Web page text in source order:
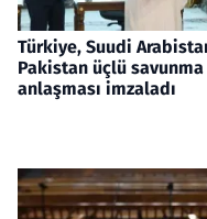
Türkiye, Suudi
Pakistan üçlü savunma
anlaşması imzaladı